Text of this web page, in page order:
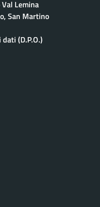
Lemina
San Martino
(D.P.O.)